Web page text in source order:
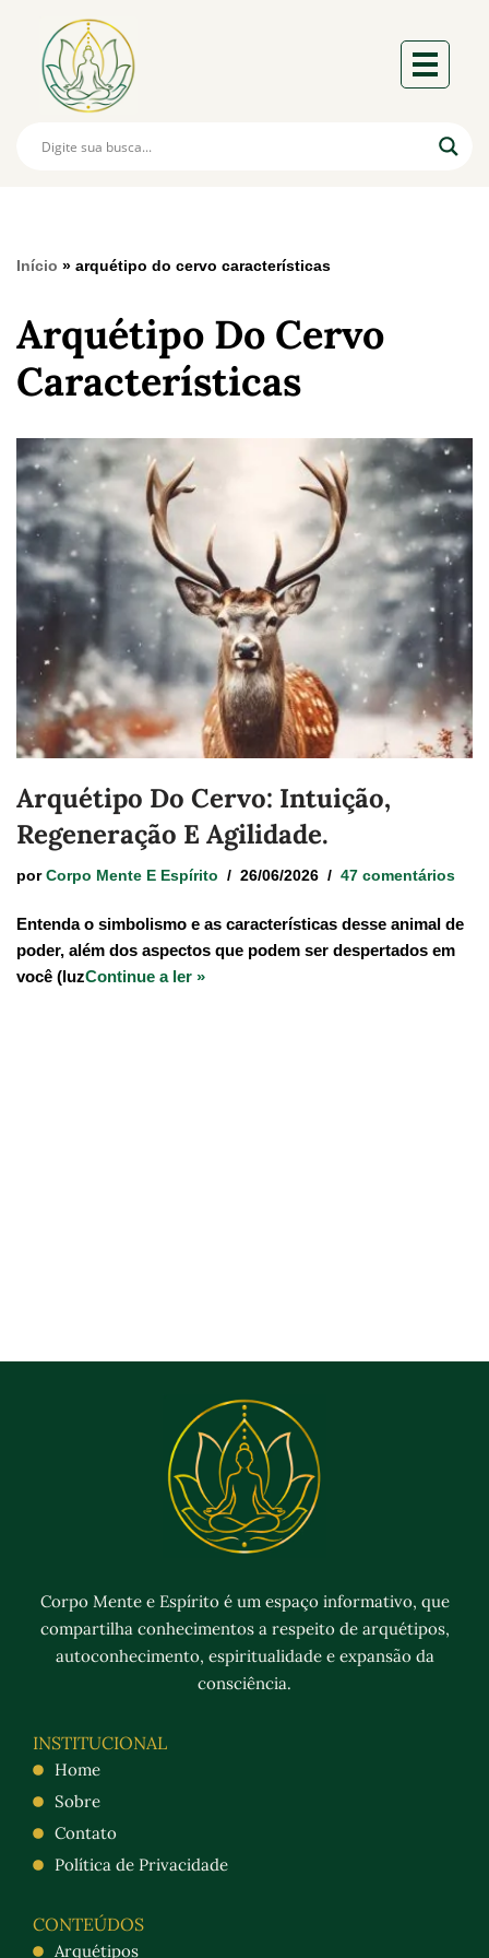
Início » arquétipo do cervo características
Arquétipo Do Cervo
Características
Arquétipo Do Cervo: Intuição,
Regeneração E Agilidade.
por Corpo Mente E Espírito 26/06/2026 47 comentários
Entenda o simbolismo e as características desse animal de
poder, além dos aspectos que podem ser despertados em
você (luzContinue a ler »
Corpo Mente e Espírito é um espaço informativo, que
compartilha conhecimentos a respeito de arquétipos,
autoconhecimento, espiritualidade e expansão da
consciência.
INSTITUCIONAL
Home
Sobre
Contato
Política de Privacidade
CONTEÚDOS
Arquétipos